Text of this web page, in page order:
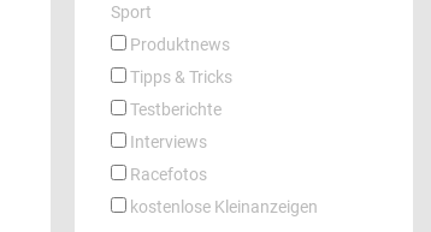
Sport
Produktnews
Tipps & Tricks
Testberichte
Interviews
Racefotos
kostenlose Kleinanzeigen